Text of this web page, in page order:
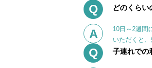
Q どのくらい
A
10日～2週間
いただくと
Q 子連れでの